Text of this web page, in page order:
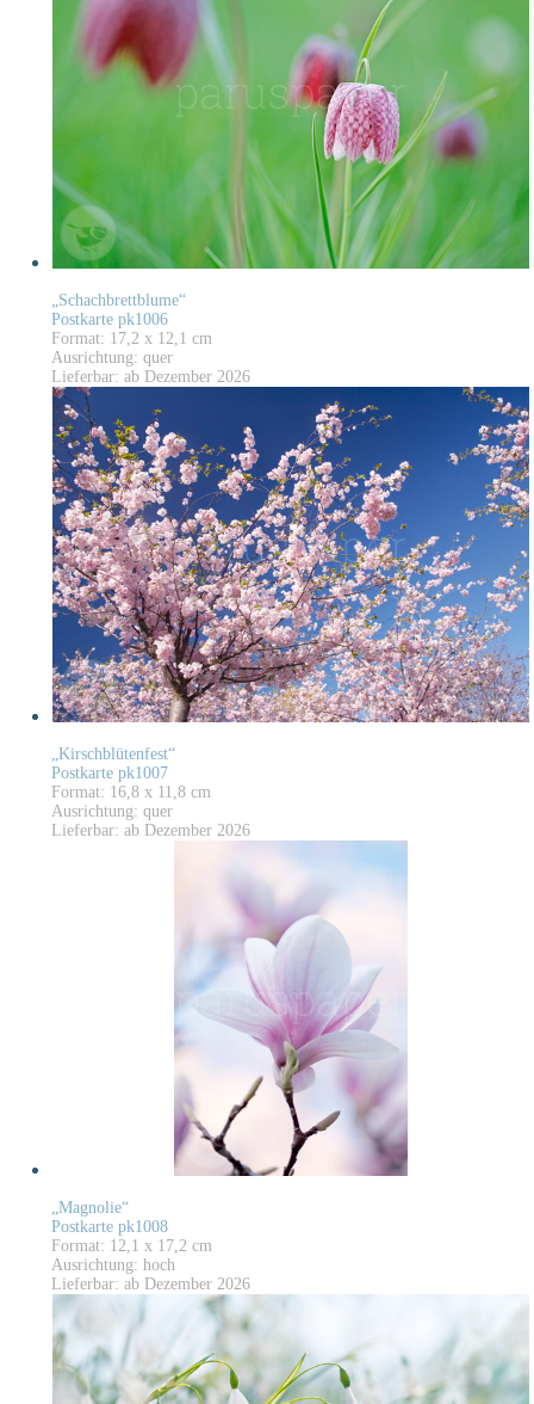
„Schachbrettblume“
Postkarte pk1006
Format: 17,2 x 12,1 cm
Ausrichtung: quer
Lieferbar: ab Dezember 2026
„Kirschblütenfest“
Postkarte pk1007
Format: 16,8 x 11,8 cm
Ausrichtung: quer
Lieferbar: ab Dezember 2026
„Magnolie“
Postkarte pk1008
Format: 12,1 x 17,2 cm
Ausrichtung: hoch
Lieferbar: ab Dezember 2026